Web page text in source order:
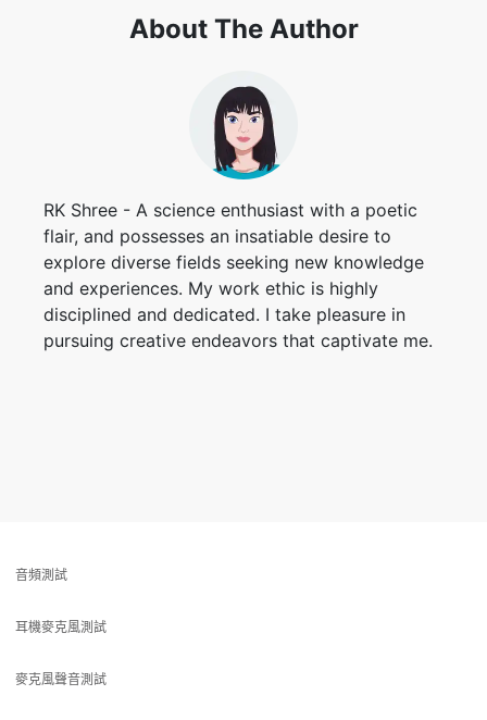
About The Author
RK Shree - A science enthusiast with a poetic
flair, and possesses an insatiable desire to
explore diverse fields seeking new knowledge
and experiences. My work ethic is highly
disciplined and dedicated. I take pleasure in
pursuing creative endeavors that captivate me.
音頻測試
耳機麥克風測試
麥克風聲音測試